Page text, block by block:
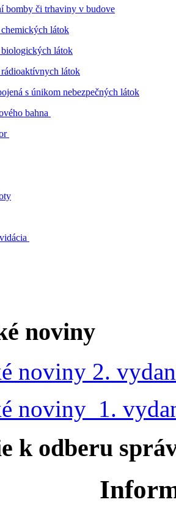
bomby či trhaviny v budove
látok
látok
látok
s únikom nebezpečných látok
bahna
noviny
noviny 2.
noviny 1.
k odberu